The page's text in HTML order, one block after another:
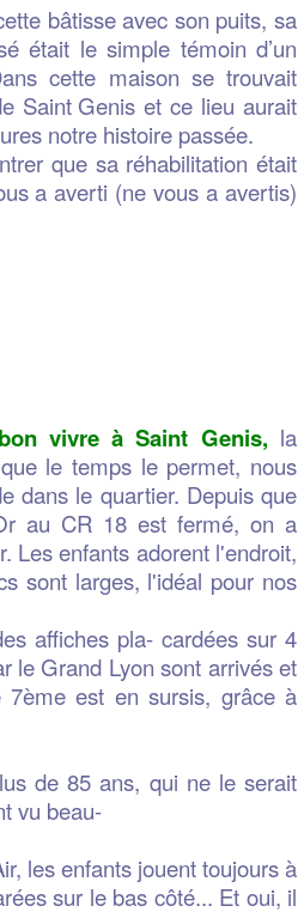
bâtisse avec son puits, sa
était le simple témoin d’un
cette maison se trouvait
Saint Genis et ce lieu aurait
notre histoire passée.
que sa réhabilitation était
a averti (ne vous a avertis)
vivre à Saint Genis, la
le temps le permet, nous
dans le quartier. Depuis que
au CR 18 est fermé, on a
Les enfants adorent l'endroit,
sont larges, l'idéal pour nos
affiches pla- cardées sur 4
le Grand Lyon sont arrivés et
est en sursis, grâce à
de 85 ans, qui ne le serait
vu beau-
les enfants jouent toujours à
sur le bas côté... Et oui, il